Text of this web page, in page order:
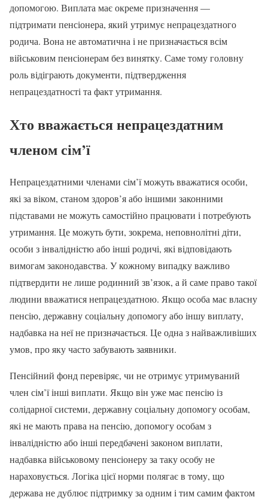
допомогою. Виплата має окреме призначення —
підтримати пенсіонера, який утримує непрацездатного
родича. Вона не автоматична і не призначається всім
військовим пенсіонерам без винятку. Саме тому головну
роль відіграють документи, підтвердження
непрацездатності та факт утримання.
Хто вважається непрацездатним
членом сім’ї
Непрацездатними членами сім’ї можуть вважатися особи,
які за віком, станом здоров’я або іншими законними
підставами не можуть самостійно працювати і потребують
утримання. Це можуть бути, зокрема, неповнолітні діти,
особи з інвалідністю або інші родичі, які відповідають
вимогам законодавства. У кожному випадку важливо
підтвердити не лише родинний зв’язок, а й саме право такої
людини вважатися непрацездатною. Якщо особа має власну
пенсію, державну соціальну допомогу або іншу виплату,
надбавка на неї не призначається. Це одна з найважливіших
умов, про яку часто забувають заявники.
Пенсійний фонд перевіряє, чи не отримує утримуваний
член сім’ї інші виплати. Якщо він уже має пенсію із
солідарної системи, державну соціальну допомогу особам,
які не мають права на пенсію, допомогу особам з
інвалідністю або інші передбачені законом виплати,
надбавка військовому пенсіонеру за таку особу не
нараховується. Логіка цієї норми полягає в тому, що
держава не дублює підтримку за одним і тим самим фактом